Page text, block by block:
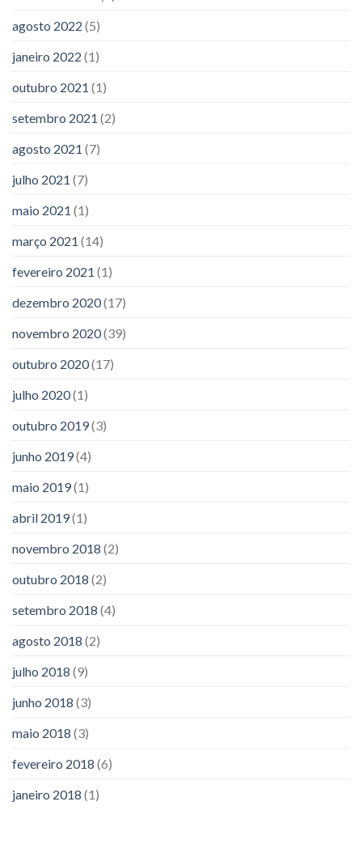
agosto 2022 (5)
janeiro 2022 (1)
outubro 2021 (1)
setembro 2021 (2)
agosto 2021 (7)
julho 2021 (7)
maio 2021 (1)
março 2021 (14)
fevereiro 2021 (1)
dezembro 2020(17)
novembro 2020(39)
outubro 2020(17)
julho 2020(1)
outubro 2019(3)
junho 2019(4)
maio 2019(1)
abril 2019(1)
novembro 2018 (2)
outubro 2018 (2)
setembro 2018 (4)
agosto 2018 (2)
julho 2018 (9)
junho 2018 (3)
maio 2018 (3)
fevereiro 2018 (6)
janeiro 2018 (1)